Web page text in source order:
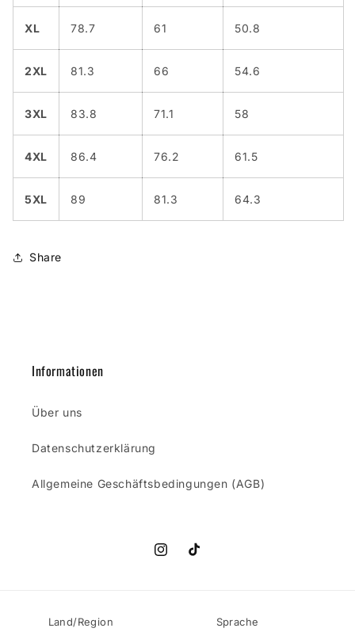
XL 78.7 61 50.8
2XL 81.3 66 54.6
3XL 83.8 71.1 58
4XL 86.4 76.2 61.5
5XL 89 81.3 64.3
Share
Informationen
Über uns
Datenschutzerklärung
Allgemeine Geschäftsbedingungen (AGB)
InstagramTikTok
Land/Region Sprache